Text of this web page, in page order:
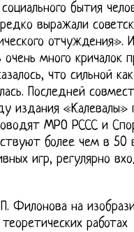
бытия
выражали
отчуждения».
много кричалок
что сильной
Последней
издания «Калевалы»
МРО РССС и
более чем в 50
игр, регулярно
Филонова на
работах